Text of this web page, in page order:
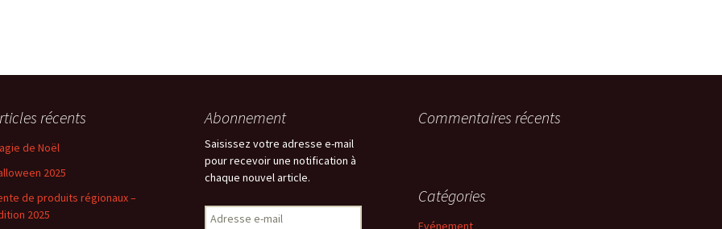
récents
de Noël
2025
de produits régionaux –
2025
Abonnement
Saisissez votre adresse e-mail
pour recevoir une notification à
chaque nouvel article.
Adresse
Commentaires récents
Catégories
Evénement